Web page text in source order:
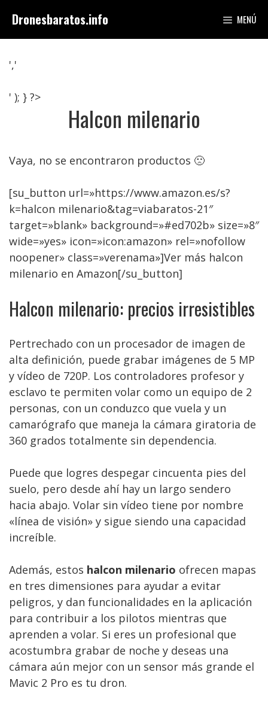
contenido
Dronesbaratos.info MENÚ
','
' ); } ?>
Halcon milenario
Vaya, no se encontraron productos 🙁
[su_button url=»https://www.amazon.es/s?
k=halcon milenario&tag=viabaratos-21″
target=»blank» background=»#ed702b» size=»8″
wide=»yes» icon=»icon:amazon» rel=»nofollow
noopener» class=»verenama»]Ver más halcon
milenario en Amazon[/su_button]
Halcon milenario: precios irresistibles
Pertrechado con un procesador de imagen de
alta definición, puede grabar imágenes de 5 MP
y vídeo de 720P. Los controladores profesor y
esclavo te permiten volar como un equipo de 2
personas, con un conduzco que vuela y un
camarógrafo que maneja la cámara giratoria de
360 grados totalmente sin dependencia.
Puede que logres despegar cincuenta pies del
suelo, pero desde ahí hay un largo sendero
hacia abajo. Volar sin vídeo tiene por nombre
«línea de visión» y sigue siendo una capacidad
increíble.
Además, estos halcon milenario ofrecen mapas
en tres dimensiones para ayudar a evitar
peligros, y dan funcionalidades en la aplicación
para contribuir a los pilotos mientras que
aprenden a volar. Si eres un profesional que
acostumbra grabar de noche y deseas una
cámara aún mejor con un sensor más grande el
Mavic 2 Pro es tu dron.